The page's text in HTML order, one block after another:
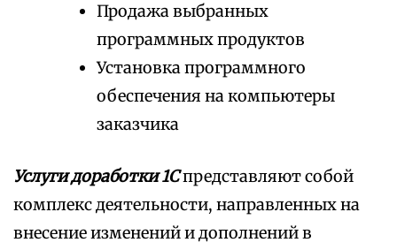
Продажа выбранных
программных продуктов
Установка программного
обеспечения на компьютеры
заказчика
Услуги доработки 1Спредставляют собой
комплекс деятельности, направленных на
внесение изменений и дополнений в